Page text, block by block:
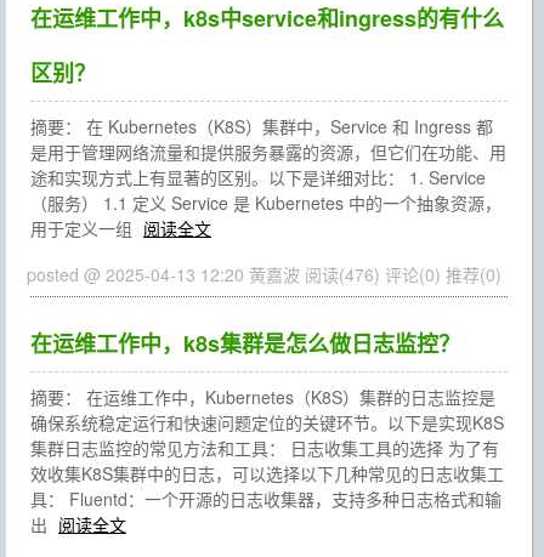
在运维工作中，k8s中service和ingress的有什么
区别？
摘要： 在 Kubernetes（K8S）集群中，Service 和 Ingress 都
是用于管理网络流量和提供服务暴露的资源，但它们在功能、用
途和实现方式上有显著的区别。以下是详细对比： 1. Service
（服务） 1.1 定义 Service 是 Kubernetes 中的一个抽象资源，
用于定义一组 阅读全文
posted @ 2025-04-13 12:20 黄嘉波 阅读(476) 评论(0) 推荐(0)
在运维工作中，k8s集群是怎么做日志监控？
摘要： 在运维工作中，Kubernetes（K8S）集群的日志监控是
确保系统稳定运行和快速问题定位的关键环节。以下是实现K8S
集群日志监控的常见方法和工具： 日志收集工具的选择 为了有
效收集K8S集群中的日志，可以选择以下几种常见的日志收集工
具： Fluentd：一个开源的日志收集器，支持多种日志格式和输
出 阅读全文